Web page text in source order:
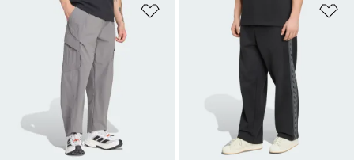
Ajouter à la Liste de produits